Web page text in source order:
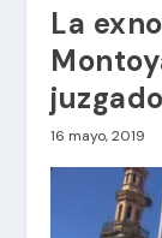
La
juzgado
16 mayo, 2019